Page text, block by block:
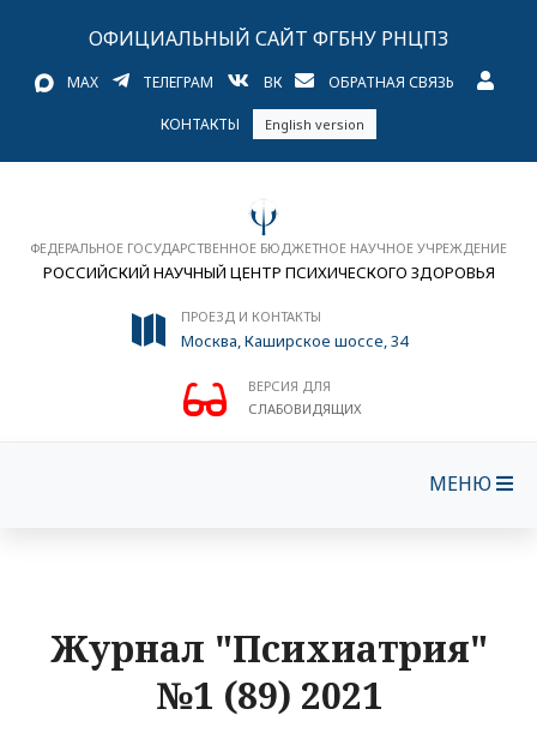
ОФИЦИАЛЬНЫЙ САЙТ ФГБНУ РНЦПЗ
MAX ТЕЛЕГРАМ ВК ОБРАТНАЯ СВЯЗЬ
КОНТАКТЫ English version
ФЕДЕРАЛЬНОЕ ГОСУДАРСТВЕННОЕ БЮДЖЕТНОЕ НАУЧНОЕ УЧРЕЖДЕНИЕ
РОССИЙСКИЙ НАУЧНЫЙ ЦЕНТР ПСИХИЧЕСКОГО ЗДОРОВЬЯ
ПРОЕЗД И КОНТАКТЫ
Москва, Каширское шоссе, 34
ВЕРСИЯ ДЛЯ
СЛАБОВИДЯЩИХ
МЕНЮ
Журнал "Психиатрия"
№1 (89) 2021